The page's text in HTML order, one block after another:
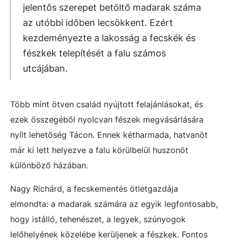
jelentős szerepet betöltő madarak száma
az utóbbi időben lecsökkent. Ezért
kezdeményezte a lakosság a fecskék és
fészkek telepítését a falu számos
utcájában.
Több mint ötven család nyújtott felajánlásokat, és
ezek összegéből nyolcvan fészek megvásárlására
nyílt lehetőség Tácon. Ennek kétharmada, hatvanöt
már ki lett helyezve a falu körülbelül huszonöt
különböző házában.
Nagy Richárd, a fecskementés ötletgazdája
elmondta: a madarak számára az egyik legfontosabb,
hogy istálló, tehenészet, a legyek, szúnyogok
lelőhelyének közelébe kerüljenek a fészkek. Fontos